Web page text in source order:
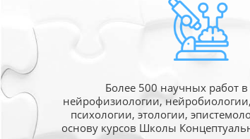
Более 500 научных работ в
нейрофизиологии,
психологии, этологии,
основу курсов Школы